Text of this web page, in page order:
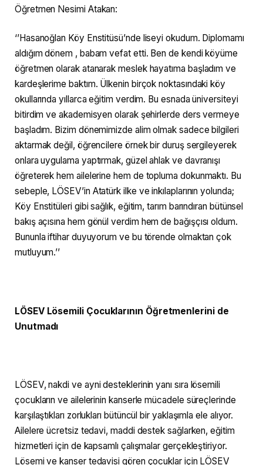
Öğretmen Nesimi Atakan:
‘’Hasanoğlan Köy Enstitüsü’nde liseyi okudum. Diplomamı
aldığım dönem , babam vefat etti. Ben de kendi köyüme
öğretmen olarak atanarak meslek hayatıma başladım ve
kardeşlerime baktım. Ülkenin birçok noktasındaki köy
okullarında yıllarca eğitim verdim. Bu esnada üniversiteyi
bitirdim ve akademisyen olarak şehirlerde ders vermeye
başladım. Bizim dönemimizde alim olmak sadece bilgileri
aktarmak değil, öğrencilere örnek bir duruş sergileyerek
onlara uygulama yaptırmak, güzel ahlak ve davranışı
öğreterek hem ailelerine hem de topluma dokunmaktı. Bu
sebeple, LÖSEV’in Atatürk ilke ve inkılaplarının yolunda;
Köy Enstitüleri gibi sağlık, eğitim, tarım barındıran bütünsel
bakış açısına hem gönül verdim hem de bağışçısı oldum.
Bununla iftihar duyuyorum ve bu törende olmaktan çok
mutluyum.’’
LÖSEV Lösemili Çocuklarının Öğretmenlerini de
Unutmadı
LÖSEV, nakdi ve ayni desteklerinin yanı sıra lösemili
çocukların ve ailelerinin kanserle mücadele süreçlerinde
karşılaştıkları zorlukları bütüncül bir yaklaşımla ele alıyor.
Ailelere ücretsiz tedavi, maddi destek sağlarken, eğitim
hizmetleri için de kapsamlı çalışmalar gerçekleştiriyor.
Lösemi ve kanser tedavisi gören çocuklar için LÖSEV